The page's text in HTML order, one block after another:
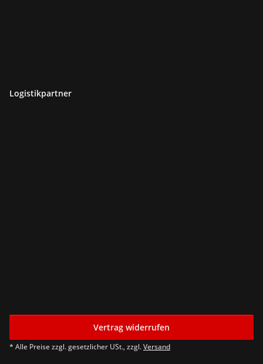
Logistikpartner
Vertrag widerrufen
* Alle Preise zzgl. gesetzlicher USt., zzgl.Versand